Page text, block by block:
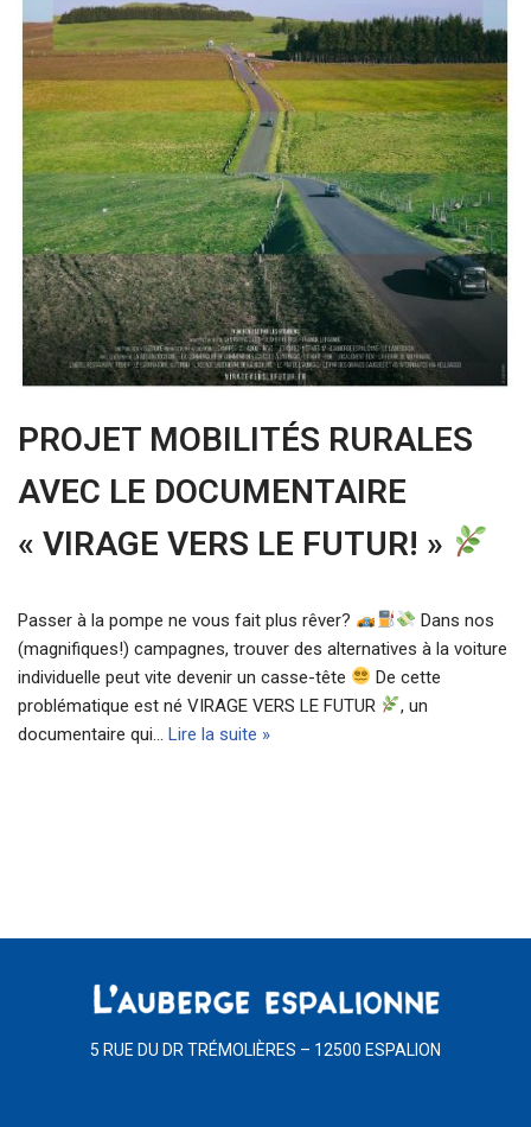
PROJET MOBILITÉS RURALES
AVEC LE DOCUMENTAIRE
« VIRAGE VERS LE FUTUR! »
Passer à la pompe ne vous fait plus rêver?
Dans nos
(magnifiques!) campagnes, trouver des alternatives à la voiture
individuelle peut vite devenir un casse-tête
De cette
problématique est né VIRAGE VERS LE FUTUR
, un
documentaire qui… Lire la suite »
5 RUE DU DR TRÉMOLIÈRES – 12500 ESPALION